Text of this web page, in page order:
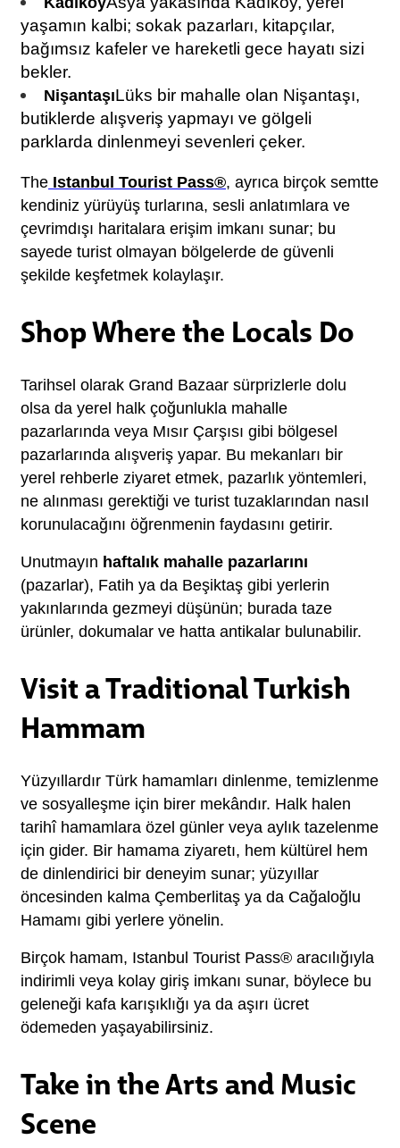
yaşamın kalbi; sokak pazarları, kitapçılar,
bağımsız kafeler ve hareketli gece hayatı sizi
bekler.
NişantaşıLüks bir mahalle olan Nişantaşı,
butiklerde alışveriş yapmayı ve gölgeli
parklarda dinlenmeyi sevenleri çeker.
The Istanbul Tourist Pass®, ayrıca birçok semtte
kendiniz yürüyüş turlarına, sesli anlatımlara ve
çevrimdışı haritalara erişim imkanı sunar; bu
sayede turist olmayan bölgelerde de güvenli
şekilde keşfetmek kolaylaşır.
Shop Where the Locals Do
Tarihsel olarak Grand Bazaar sürprizlerle dolu
olsa da yerel halk çoğunlukla mahalle
pazarlarında veya Mısır Çarşısı gibi bölgesel
pazarlarında alışveriş yapar. Bu mekanları bir
yerel rehberle ziyaret etmek, pazarlık yöntemleri,
ne alınması gerektiği ve turist tuzaklarından nasıl
korunulacağını öğrenmenin faydasını getirir.
Unutmayın haftalık mahalle pazarlarını
(pazarlar), Fatih ya da Beşiktaş gibi yerlerin
yakınlarında gezmeyi düşünün; burada taze
ürünler, dokumalar ve hatta antikalar bulunabilir.
Visit a Traditional Turkish
Hammam
Yüzyıllardır Türk hamamları dinlenme, temizlenme
ve sosyalleşme için birer mekândır. Halk halen
tarihî hamamlara özel günler veya aylık tazelenme
için gider. Bir hamama ziyaretı, hem kültürel hem
de dinlendirici bir deneyim sunar; yüzyıllar
öncesinden kalma Çemberlitaş ya da Cağaloğlu
Hamamı gibi yerlere yönelin.
Birçok hamam, Istanbul Tourist Pass® aracılığıyla
indirimli veya kolay giriş imkanı sunar, böylece bu
geleneği kafa karışıklığı ya da aşırı ücret
ödemeden yaşayabilirsiniz.
Take in the Arts and Music
Scene